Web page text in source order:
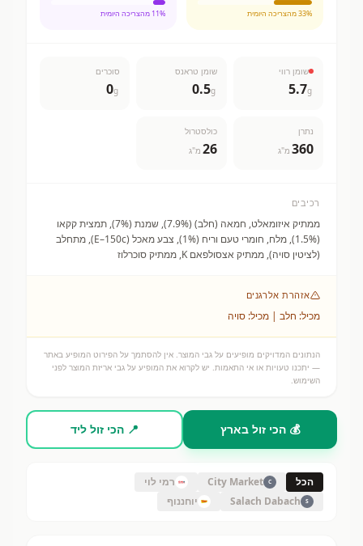
33% מהצריכה היומית 11% מהצריכה היומית
שומן רווי
5.7g
שומן טראנס
0.5g
סוכרים
0g
נתרן
360 מ"ג
כולסטרול
26 מ"ג
רכיבים
ממתיק איזומאלט, חמאה (חלב) (7.9%), שמנת (7%), תמצית קקאו
(1.5%), מלח, חומרי טעם וריח (1%), צבע מאכל (E–150c), מתחלב
(לציטין סויה), ממתיק אצסולפאם K, ממתיק סוכרלוז
אזהרת אלרגנים
מכיל: חלב | מכיל: סויה
הנתונים המדויקים מופיעים על גבי המוצר. אין להסתמך על הפירוט המופיע באתר
— יתכנו טעויות או אי התאמות. יש לקרוא את המופיע על גבי אריזת המוצר לפני
השימוש.
💰 הכי זול בארץ 📍 הכי זול ליד
הכל C
City Market רמי לוי
S
Salach Dabach יוחננוף